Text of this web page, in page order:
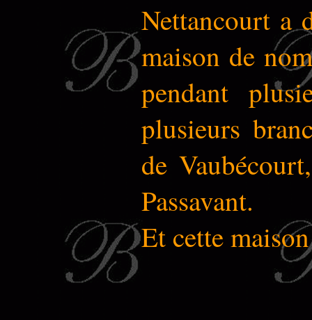
Nettancourt a
maison de
pendant
plusieurs
de
Passavant.
Et cette